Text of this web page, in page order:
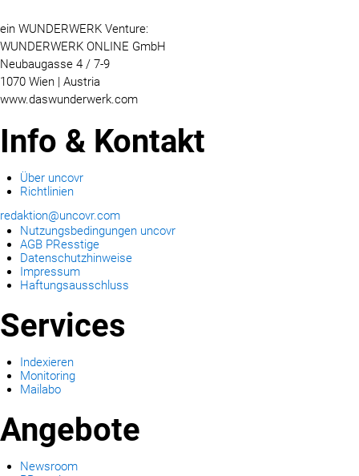
ein WUNDERWERK Venture:
WUNDERWERK ONLINE GmbH
Neubaugasse 4 / 7-9
1070 Wien | Austria
www.daswunderwerk.com
Info & Kontakt
Über uncovr
Richtlinien
redaktion@uncovr.com
Nutzungsbedingungen uncovr
AGB PResstige
Datenschutzhinweise
Impressum
Haftungsausschluss
Services
Indexieren
Monitoring
Mailabo
Angebote
Newsroom